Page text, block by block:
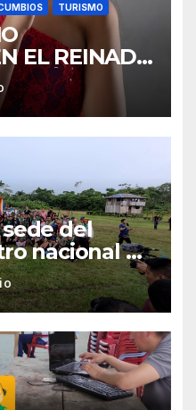
TURISMO
EL REINADO
LA
EN
DE
del
nacional de